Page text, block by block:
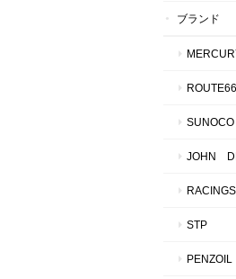
ブランド
ROUTE66
SUNOCO
JOHN
STP
PENZOIL